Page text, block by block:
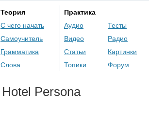
Теория
С чего начать
Самоучитель
Грамматика
Слова
Практика
Аудио
Видео
Статьи
Топики
Тесты
Радио
Картинки
Форум
Hotel Persona